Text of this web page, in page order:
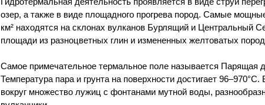
озер, а также в виде площадного прогрева пород. Самые
км² находятся на склонах вулканов Бурлящий и Центральный
площади из разноцветных глин и измененных желтоватых
Самое примечательное термальное поле называется Парящая
Температура пара и грунта на поверхности достигает
вокруг множество лужиц с фонтанами мутной воды,